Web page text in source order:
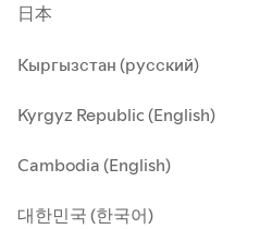
日本
Кыргызстан (русский)
Kyrgyz Republic (English)
Cambodia (English)
대한민국 (한국어)